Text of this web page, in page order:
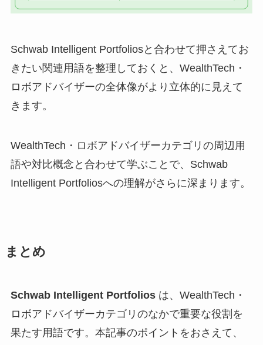
Schwab Intelligent Portfoliosと合わせて押さえてお
きたい関連用語を整理しておくと、WealthTech・
ロボアドバイザーの全体像がより立体的に見えて
きます。
WealthTech・ロボアドバイザーカテゴリの周辺用
語や対比概念と合わせて学ぶことで、Schwab
Intelligent Portfoliosへの理解がさらに深まります。
まとめ
Schwab Intelligent Portfoliosは、WealthTech・
ロボアドバイザーカテゴリのなかで重要な役割を
果たす用語です。本記事のポイントをおさえて、